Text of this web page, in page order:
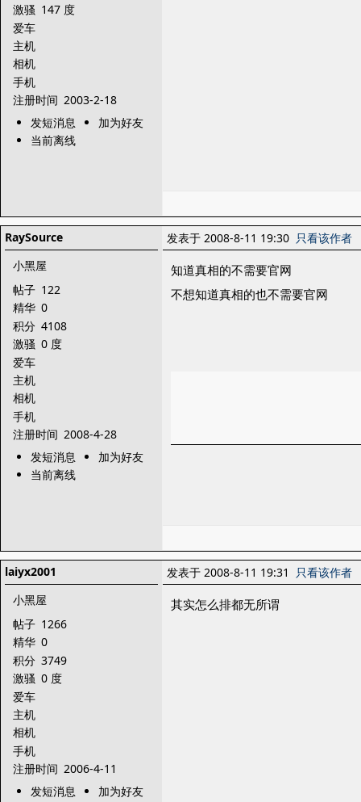
激骚 147 度
爱车
主机
相机
手机
注册时间 2003-2-18
发短消息
加为好友
当前离线
RaySource
小黑屋
帖子 122
精华 0
积分 4108
激骚 0 度
爱车
主机
相机
手机
注册时间 2008-4-28
发短消息
加为好友
当前离线
发表于 2008-8-11 19:30 只看该作者
知道真相的不需要官网
不想知道真相的也不需要官网
laiyx2001
小黑屋
帖子 1266
精华 0
积分 3749
激骚 0 度
爱车
主机
相机
手机
注册时间 2006-4-11
发短消息
加为好友
发表于 2008-8-11 19:31 只看该作者
其实怎么排都无所谓